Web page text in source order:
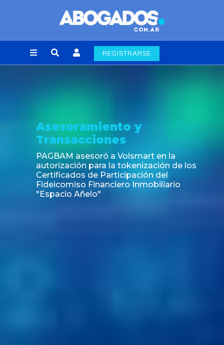
REGISTRARSE
Asesoramiento y
Transacciones
PAGBAM asesoró a Volsmart en la
autorización para la tokenización de los
Certificados de Participación del
Fideicomiso Financiero Inmobiliario
"Espacio Añelo"